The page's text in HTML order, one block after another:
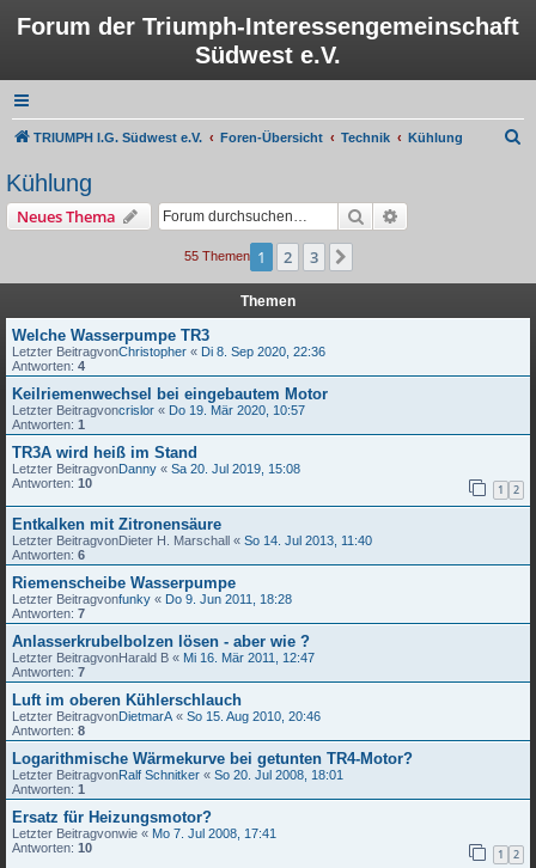
Forum der Triumph-Interessengemeinschaft
Südwest e.V.
TRIUMPH I.G. Südwest e.V. Foren-Übersicht Technik Kühlung
Kühlung
Neues Thema Suche
55 Themen 1 2 3
Themen
Welche Wasserpumpe TR3
Letzter BeitragvonChristopher « Di 8. Sep 2020, 22:36
Antworten: 4
Keilriemenwechsel bei eingebautem Motor
Letzter Beitragvoncrislor « Do 19. Mär 2020, 10:57
Antworten: 1
TR3A wird heiß im Stand
Letzter BeitragvonDanny « Sa 20. Jul 2019, 15:08
Antworten: 10 1 2
Entkalken mit Zitronensäure
Letzter BeitragvonDieter H. Marschall « So 14. Jul 2013, 11:40
Antworten: 6
Riemenscheibe Wasserpumpe
Letzter Beitragvonfunky « Do 9. Jun 2011, 18:28
Antworten: 7
Anlasserkrubelbolzen lösen - aber wie ?
Letzter BeitragvonHarald B « Mi 16. Mär 2011, 12:47
Antworten: 7
Luft im oberen Kühlerschlauch
Letzter BeitragvonDietmarA « So 15. Aug 2010, 20:46
Antworten: 8
Logarithmische Wärmekurve bei getunten TR4-Motor?
Letzter BeitragvonRalf Schnitker « So 20. Jul 2008, 18:01
Antworten: 1
Ersatz für Heizungsmotor?
Letzter Beitragvonwie « Mo 7. Jul 2008, 17:41
Antworten: 10 1 2